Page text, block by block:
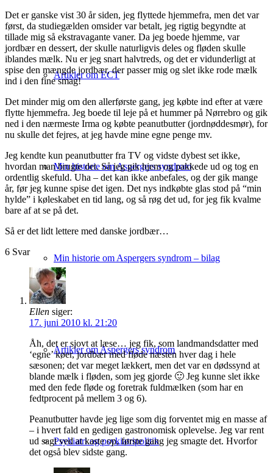
Artikler om ECT
Min historie om Aspergers syndrom
Min historie om Aspergers syndrom – bilag
Artikler om Aspergers syndrom
Psykiatri og psykiatripolitik
Det er ganske vist 30 år siden, jeg flyttede hjemmefra, men det var
først, da studiegælden omsider var betalt, jeg rigtig begyndte at
tillade mig så ekstravagante vaner. Da jeg boede hjemme, var
jordbær en dessert, der skulle naturligvis deles og fløden skulle
iblandes mælk. Nu er jeg snart halvtreds, og det er vidunderligt at
spise den mængde jordbær, der passer mig og slet ikke rode mælk
ind i den fine smag!
Det minder mig om den allerførste gang, jeg købte ind efter at være
flytte hjemmefra. Jeg boede til leje på et hummer på Nørrebro og gik
ned i den nærmeste Irma og købte peanutbutter (jordnøddesmør), for
nu skulle det fejres, at jeg havde mine egne penge mv.
Jeg kendte kun peanutbutter fra TV og vidste dybest set ikke,
hvordan man brugte det. Så jeg gik hjem og pakkede ud og tog en
ordentlig skefuld. Uha – det kan ikke anbefales, og der gik mange
år, før jeg kunne spise det igen. Det nys indkøbte glas stod på “min
hylde” i køleskabet en tid lang, og så røg det ud, for jeg fik kvalme
bare af at se på det.
Så er det lidt lettere med danske jordbær…
6 Svar
Ellen siger:
17. juni 2010 kl. 21:20
Åh, det er sjovt at læse… jeg fik, som landmandsdatter med
‘egne’ køer, jordbær med fløde næsten hver dag i hele
sæsonen; det var meget lækkert, men det var en dødssynd at
blande mælk i fløden, som jeg gjorde 🙂 Jeg kunne slet ikke
med den fede fløde og foretrak fuldmælken (som har en
fedtprocent på mellem 3 og 6).
Peanutbutter havde jeg lige som dig forventet mig en masse af
– i hvert fald en gedigen gastronomisk oplevelse. Jeg var rent
ud sagt ved at kaste op, første gang jeg smagte det. Hvorfor
det også blev sidste gang.